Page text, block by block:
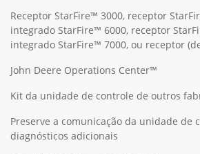
Receptor StarFire™ 3000, receptor
integrado StarFire™ 6000, receptor
integrado StarFire™ 7000, ou receptor
John Deere Operations Center™
Kit da unidade de controle de outros
Preserve a comunicação da unidade de
diagnósticos adicionais